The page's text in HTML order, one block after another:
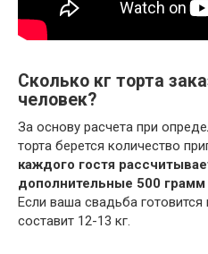
Сколько кг торта
человек?
За основу расчета при
торта берется количество
каждого гостя
дополнительные 500
Если ваша свадьба готовится
составит 12-13 кг.